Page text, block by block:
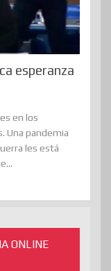
esperanza
en los
Una pandemia
les está
ONLINE